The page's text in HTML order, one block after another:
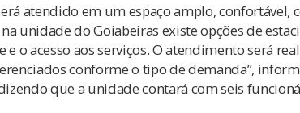
atendido em um espaço amplo, confortável,
unidade do Goiabeiras existe opções de
o acesso aos serviços. O atendimento será
conforme o tipo de demanda”,
que a unidade contará com seis